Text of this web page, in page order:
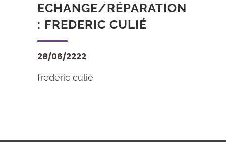
ECHANGE/RÉPARATION
: FREDERIC CULIÉ
28/06/2222
frederic culié